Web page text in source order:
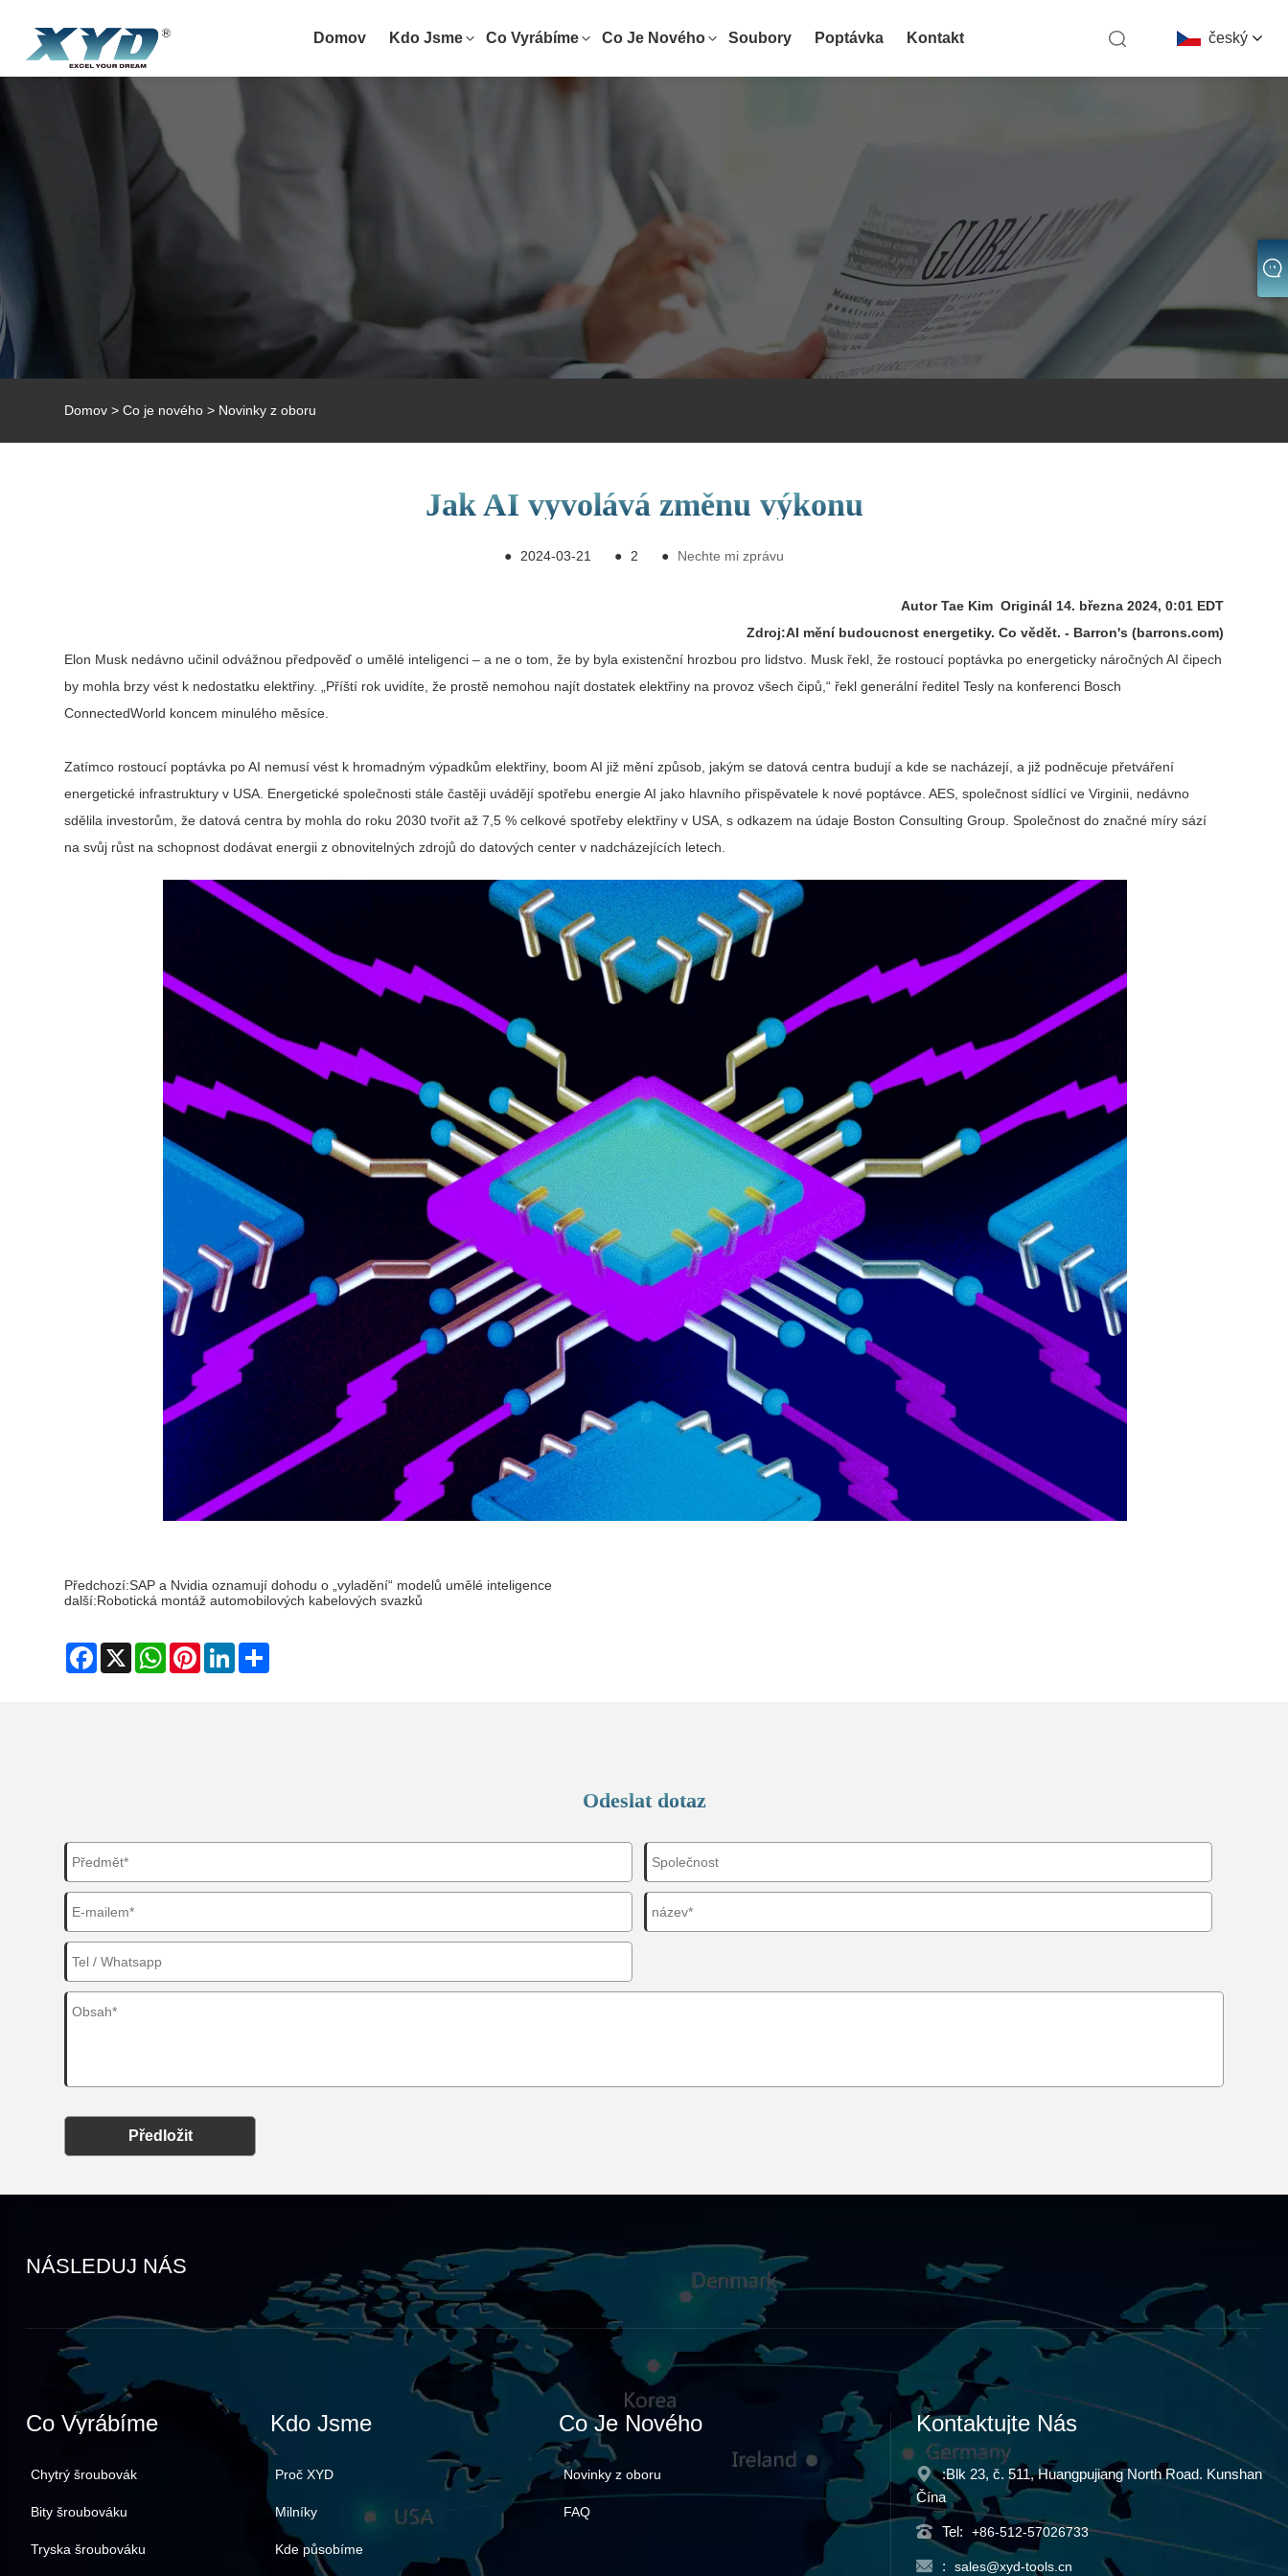
český
Domov Kdo Jsme Co Vyrábíme Co Je Nového Soubory Poptávka Kontakt
Domov > Co je nového > Novinky z oboru
Jak AI vyvolává změnu výkonu
● 2024-03-21 ● 2 ● Nechte mi zprávu
Autor Tae Kim Originál 14. března 2024, 0:01 EDT
Zdroj:AI mění budoucnost energetiky. Co vědět. - Barron's (barrons.com)
Elon Musk nedávno učinil odvážnou předpověď o umělé inteligenci – a ne o tom, že by byla existenční hrozbou pro lidstvo. Musk řekl, že rostoucí poptávka po energeticky náročných AI čipech
by mohla brzy vést k nedostatku elektřiny. „Příští rok uvidíte, že prostě nemohou najít dostatek elektřiny na provoz všech čipů,“ řekl generální ředitel Tesly na konferenci Bosch
ConnectedWorld koncem minulého měsíce.
Zatímco rostoucí poptávka po AI nemusí vést k hromadným výpadkům elektřiny, boom AI již mění způsob, jakým se datová centra budují a kde se nacházejí, a již podněcuje přetváření
energetické infrastruktury v USA. Energetické společnosti stále častěji uvádějí spotřebu energie AI jako hlavního přispěvatele k nové poptávce. AES, společnost sídlící ve Virginii, nedávno
sdělila investorům, že datová centra by mohla do roku 2030 tvořit až 7,5 % celkové spotřeby elektřiny v USA, s odkazem na údaje Boston Consulting Group. Společnost do značné míry sází
na svůj růst na schopnost dodávat energii z obnovitelných zdrojů do datových center v nadcházejících letech.
Předchozí:SAP a Nvidia oznamují dohodu o „vyladění“ modelů umělé inteligence
další:Robotická montáž automobilových kabelových svazků
Facebook
X WhatsAppPinterestLinkedIn
Odeslat dotaz
Předložit
NÁSLEDUJ NÁS
Co Vyrábíme
Chytrý šroubovák
Bity šroubováku
Tryska šroubováku
Kdo Jsme
Proč XYD
Milníky
Kde působíme
Co Je Nového
Novinky z oboru
FAQ
Kontaktujte Nás
:Blk 23, č. 511, Huangpujiang North Road. Kunshan
Čína
Tel: +86-512-57026733
: sales@xyd-tools.cn